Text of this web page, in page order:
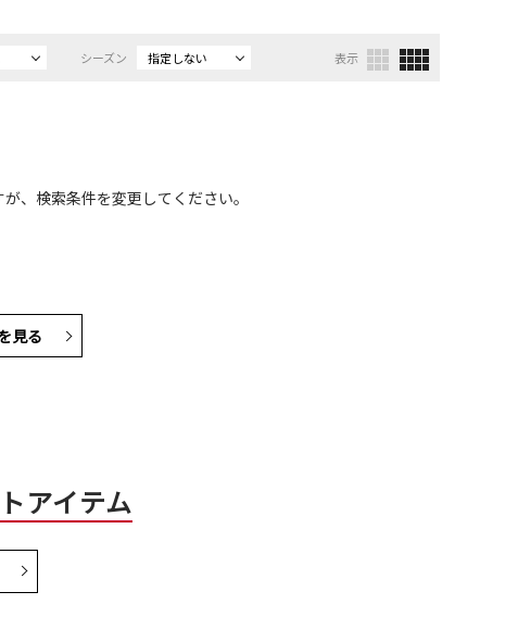
シーズン 指定しない 表示
、検索条件を変更してください。
見る
アイテム